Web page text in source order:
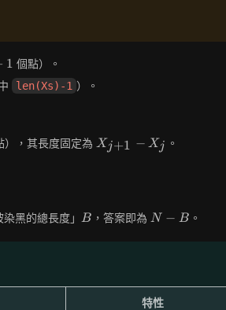
1 個點）。
len(Xs)-1 ）。
），其長度固定為 X_{j+1}
- X_j
Xj+1 − Xj 。
黑的總長度」 B
B ，答案即為 N
N − B 。
特性